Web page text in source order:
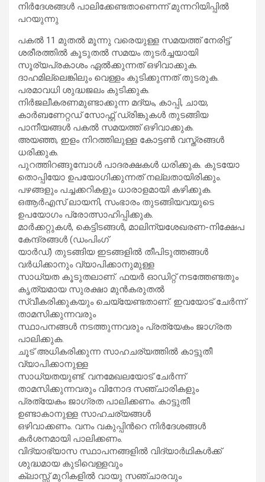
നിർദേശങ്ങൾ പാലിക്കേണ്ടതാണെന്ന് മുന്നറിയിപ്പിൽ
പറയുന്നു
പകൽ 11 മുതല്‍ മൂന്നു വരെയുള്ള സമയത്ത് നേരിട്ട്
ശരീരത്തിൽ കൂടുതൽ സമയം തുടർച്ചയായി
സൂര്യപ്രകാശം ഏൽക്കുന്നത് ഒഴിവാക്കുക.
ദാഹമില്ലെങ്കിലും വെള്ളം കുടിക്കുന്നത് തുടരുക.
പരമാവധി ശുദ്ധജലം കുടിക്കുക.
നിർജലീകരണമുണ്ടാക്കുന്ന മദ്യം, കാപ്പി, ചായ,
കാർബണേറ്റഡ് സോഫ്റ്റ് ഡ്രിങ്കുകൾ തുടങ്ങിയ
പാനീയങ്ങള്‍ പകല്‍ സമയത്ത് ഒഴിവാക്കുക.
അയഞ്ഞ, ഇളം നിറത്തിലുള്ള കോട്ടൺ വസ്ത്രങ്ങള്‍
ധരിക്കുക.
പുറത്തിറങ്ങുമ്പോൾ പാദരക്ഷകൾ ധരിക്കുക. കുടയോ
തൊപ്പിയോ ഉപയോഗിക്കുന്നത് നല്ലതായിരിക്കും.
പഴങ്ങളും പച്ചക്കറികളും ധാരാളമായി കഴിക്കുക.
ഒആർഎസ് ലായനി, സംഭാരം തുടങ്ങിയവയുടെ
ഉപയോഗം പ്രോത്സാഹിപ്പിക്കുക.
മാർക്കറ്റുകൾ, കെട്ടിടങ്ങൾ, മാലിന്യശേഖരണ-നിക്ഷേപ
കേന്ദ്രങ്ങൾ (ഡംപിംഗ്
യാർഡ്) തുടങ്ങിയ ഇടങ്ങളിൽ തീപിടുത്തങ്ങൾ
വർധിക്കാനും വ്യാപിക്കാനുമുള്ള
സാധ്യത കൂടുതലാണ്. ഫയർ ഓഡിറ്റ് നടത്തേണ്ടതും
കൃത്യമായ സുരക്ഷാ മുൻകരുതൽ
സ്വീകരിക്കുകയും ചെയ്യേണ്ടതാണ്. ഇവയോട് ചേർന്ന്
താമസിക്കുന്നവരും
സ്ഥാപനങ്ങൾ നടത്തുന്നവരും പ്രത്യേകം ജാഗ്രത
പാലിക്കുക.
ചൂട് അധികരിക്കുന്ന സാഹചര്യത്തിൽ കാട്ടുതീ
വ്യാപിക്കാനുള്ള
സാധ്യതയുണ്ട്. വനമേഖലയോട് ചേർന്ന്
താമസിക്കുന്നവരും വിനോദ സഞ്ചാരികളും
പ്രത്യേകം ജാഗ്രത പാലിക്കണം. കാട്ടുതീ
ഉണ്ടാകാനുള്ള സാഹചര്യങ്ങൾ
ഒഴിവാക്കണം. വനം വകുപ്പിന്‍റെ നിർദേശങ്ങൾ
കർശനമായി പാലിക്കണം.
വിദ്യാഭ്യാസ സ്ഥാപനങ്ങളിൽ വിദ്യാർഥികൾക്ക്
ശുദ്ധമായ കുടിവെള്ളവും
ക്ലാസ്സ് മുറികളിൽ വായു സഞ്ചാരവും